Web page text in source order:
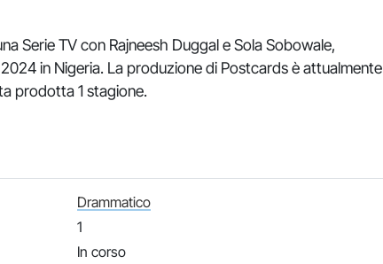
Serie TV con Rajneesh Duggal e Sola Sobowale,
in Nigeria. La produzione di Postcards è attualmente
prodotta 1 stagione.
Drammatico
1
In corso